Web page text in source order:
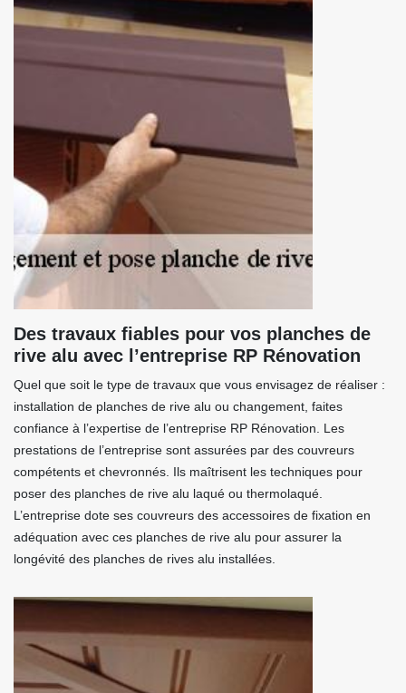
Des travaux fiables pour vos planches de
rive alu avec l’entreprise RP Rénovation
Quel que soit le type de travaux que vous envisagez de réaliser :
installation de planches de rive alu ou changement, faites
confiance à l’expertise de l’entreprise RP Rénovation. Les
prestations de l’entreprise sont assurées par des couvreurs
compétents et chevronnés. Ils maîtrisent les techniques pour
poser des planches de rive alu laqué ou thermolaqué.
L’entreprise dote ses couvreurs des accessoires de fixation en
adéquation avec ces planches de rive alu pour assurer la
longévité des planches de rives alu installées.